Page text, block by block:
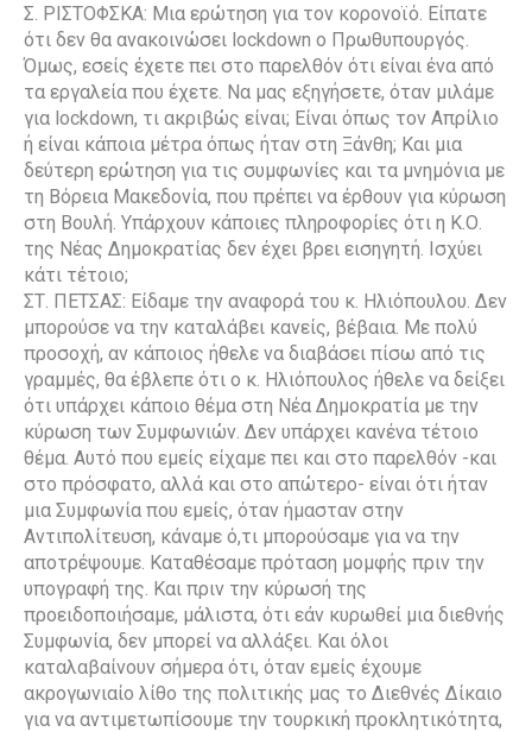
Σ. ΡΙΣΤΟΦΣΚΑ: Μια ερώτηση για τον κορονοϊό. Είπατε
ότι δεν θα ανακοινώσει lockdown ο Πρωθυπουργός.
Όμως, εσείς έχετε πει στο παρελθόν ότι είναι ένα από
τα εργαλεία που έχετε. Να μας εξηγήσετε, όταν μιλάμε
για lockdown, τι ακριβώς είναι; Είναι όπως τον Απρίλιο
ή είναι κάποια μέτρα όπως ήταν στη Ξάνθη; Και μια
δεύτερη ερώτηση για τις συμφωνίες και τα μνημόνια με
τη Βόρεια Μακεδονία, που πρέπει να έρθουν για κύρωση
στη Βουλή. Υπάρχουν κάποιες πληροφορίες ότι η Κ.Ο.
της Νέας Δημοκρατίας δεν έχει βρει εισηγητή. Ισχύει
κάτι τέτοιο;
ΣΤ. ΠΕΤΣΑΣ: Είδαμε την αναφορά του κ. Ηλιόπουλου. Δεν
μπορούσε να την καταλάβει κανείς, βέβαια. Με πολύ
προσοχή, αν κάποιος ήθελε να διαβάσει πίσω από τις
γραμμές, θα έβλεπε ότι ο κ. Ηλιόπουλος ήθελε να δείξει
ότι υπάρχει κάποιο θέμα στη Νέα Δημοκρατία με την
κύρωση των Συμφωνιών. Δεν υπάρχει κανένα τέτοιο
θέμα. Αυτό που εμείς είχαμε πει και στο παρελθόν -και
στο πρόσφατο, αλλά και στο απώτερο- είναι ότι ήταν
μια Συμφωνία που εμείς, όταν ήμασταν στην
Αντιπολίτευση, κάναμε ό,τι μπορούσαμε για να την
αποτρέψουμε. Καταθέσαμε πρόταση μομφής πριν την
υπογραφή της. Και πριν την κύρωσή της
προειδοποιήσαμε, μάλιστα, ότι εάν κυρωθεί μια διεθνής
Συμφωνία, δεν μπορεί να αλλάξει. Και όλοι
καταλαβαίνουν σήμερα ότι, όταν εμείς έχουμε
ακρογωνιαίο λίθο της πολιτικής μας το Διεθνές Δίκαιο
για να αντιμετωπίσουμε την τουρκική προκλητικότητα,